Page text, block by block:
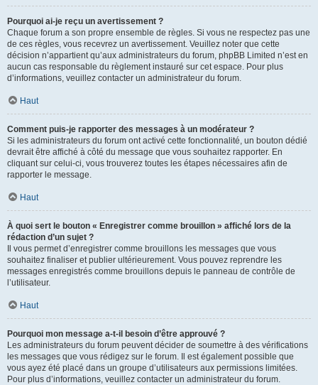
Pourquoi ai-je reçu un avertissement ?
Chaque forum a son propre ensemble de règles. Si vous ne respectez pas une
de ces règles, vous recevrez un avertissement. Veuillez noter que cette
décision n’appartient qu’aux administrateurs du forum, phpBB Limited n’est en
aucun cas responsable du règlement instauré sur cet espace. Pour plus
d’informations, veuillez contacter un administrateur du forum.
Haut
Comment puis-je rapporter des messages à un modérateur ?
Si les administrateurs du forum ont activé cette fonctionnalité, un bouton dédié
devrait être affiché à côté du message que vous souhaitez rapporter. En
cliquant sur celui-ci, vous trouverez toutes les étapes nécessaires afin de
rapporter le message.
Haut
À quoi sert le bouton « Enregistrer comme brouillon » affiché lors de la
rédaction d’un sujet ?
Il vous permet d’enregistrer comme brouillons les messages que vous
souhaitez finaliser et publier ultérieurement. Vous pouvez reprendre les
messages enregistrés comme brouillons depuis le panneau de contrôle de
l’utilisateur.
Haut
Pourquoi mon message a-t-il besoin d’être approuvé ?
Les administrateurs du forum peuvent décider de soumettre à des vérifications
les messages que vous rédigez sur le forum. Il est également possible que
vous ayez été placé dans un groupe d’utilisateurs aux permissions limitées.
Pour plus d’informations, veuillez contacter un administrateur du forum.